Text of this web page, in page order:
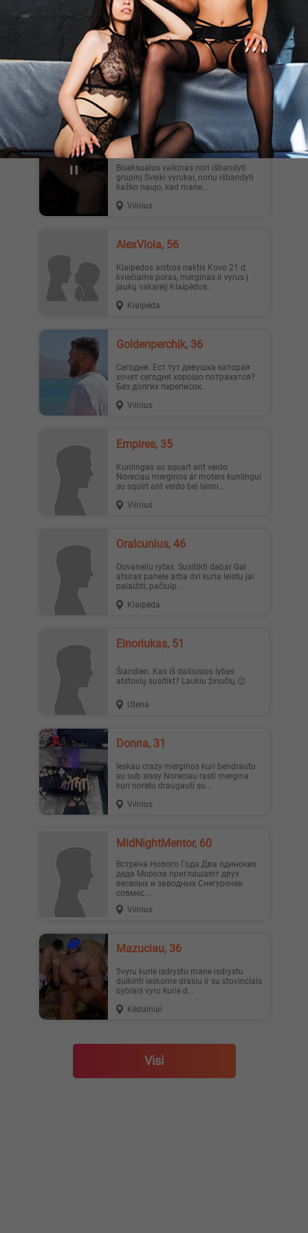
Kaunas
ShadowDaimon, 39
Masažas Esu pfofesionalus
masažuotojas,nors dabar turiu savo
versla,bet vistiek karts nuo karto d...
Vilnius
Hardsptrapon, 38
Biseksualus vaikinas nori išbandyti
grupinį Sveiki vyrukai, noriu išbandyti
kažko naujo, kad mane...
Vilnius
AlexViola, 56
Klaipėdos aistros naktis Kovo 21 d.
kviečiame poras, merginas ir vyrus į
jaukų vakarėlį Klaipėdos...
Klaipėda
Goldenperchik, 36
Сегодня. Ест тут девушка каторая
хочет сегодня хорошо потрахатся?
Без долгих переписок.
Vilnius
Empires, 35
Kunlingas su squart ant veido
Noreciau merginos ar moters kunlingui
su squirt ant veido bei laimi...
Vilnius
oralcunius, 46
Dovaneliu rytas. Susitikti dabar Gal
atsiras panele arba dvi kuria leistu jai
palaižiti, pačiulp...
Klaipėda
Einoriukas, 51
Šiandien. Kas iš dailiosios lyties
atstovių susitikt? Laukiu žinučių.😉
Utena
Donna, 31
su sub sissy Noreciau rasti mergina
kuri noretu draugauti su...
Vilnius
MidNightMentor, 60
Встреча Нового Года Два одиноких
деда Мороза приглашают двух
веселых и заводных Снегурочек
совмес...
Vilnius
Mazuciau, 36
5vyru kurie isdrystu mane isdrystu
dulkinti ieskome drasiu ir su stovinciais
bybiais vyru kurie d...
Kėdainiai
Visi